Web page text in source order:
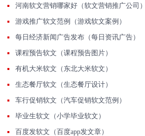
河南软文营销哪家好（软文营销推广公司）
游戏推广软文范例（游戏软文案例）
每日经济新闻广告发布（每日资讯广告）
课程预告软文（课程预告图片）
有机大米软文（东北大米软文）
生态餐厅软文（生态餐厅设计）
车行促销软文（汽车促销软文范例）
毕业生软文（小学毕业软文）
百度发软文（百度app发文章）